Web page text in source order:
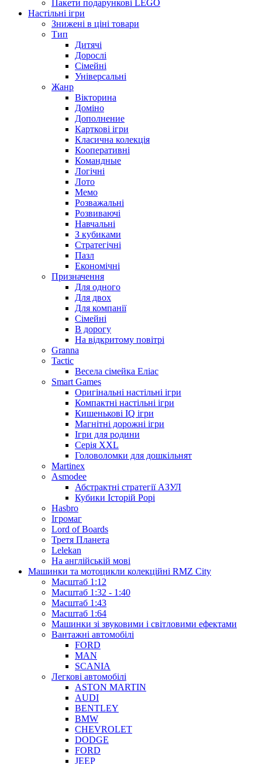
Пакети подарункові LEGO
Настільні ігри
Знижені в ціні товари
Тип
Дитячі
Дорослі
Сімейні
Універсальні
Жанр
Вікторина
Доміно
Дополнение
Карткові ігри
Класична колекція
Кооперативні
Командные
Логічні
Лото
Мемо
Розважальні
Розвиваючі
Навчальні
З кубиками
Стратегічні
Пазл
Економічні
Призначення
Для одного
Для двох
Для компанії
Сімейні
В дорогу
На відкритому повітрі
Granna
Tactic
Весела сімейка Еліас
Smart Games
Оригінальні настільні ігри
Компактні настільні ігри
Кишенькові IQ ігри
Магнітні дорожні ігри
Ігри для родини
Серія XXL
Головоломки для дошкільнят
Martinex
Asmodee
Абстрактні стратегії АЗУЛ
Кубики Історій Рорі
Hasbro
Ігромаг
Lord of Boards
Третя Планета
Lelekan
На англійській мові
Машинки та мотоцикли колекційні RMZ City
Масштаб 1:12
Масштаб 1:32 - 1:40
Масштаб 1:43
Масштаб 1:64
Машинки зі звуковими і світловими ефектами
Вантажні автомобілі
FORD
MAN
SCANIA
Легкові автомобілі
ASTON MARTIN
AUDI
BENTLEY
BMW
CHEVROLET
DODGE
FORD
JEEP